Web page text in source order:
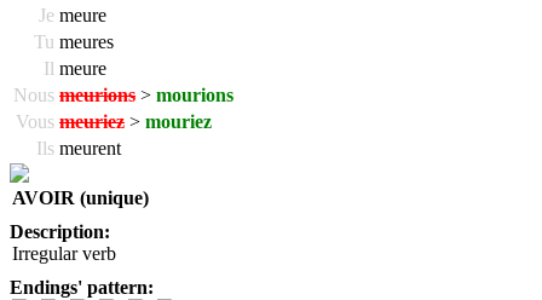
Je meure
Tu meures
Il meure
Nous meurions > mourions
Vous meuriez > mouriez
Ils meurent
AVOIR (unique)
Description:
Irregular verb
Endings' pattern: